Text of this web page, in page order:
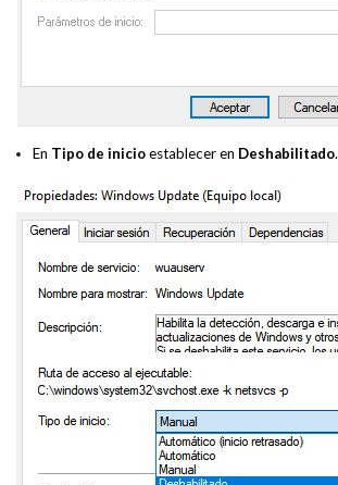
En Tipo de inicioestablecer en Deshabilitado.